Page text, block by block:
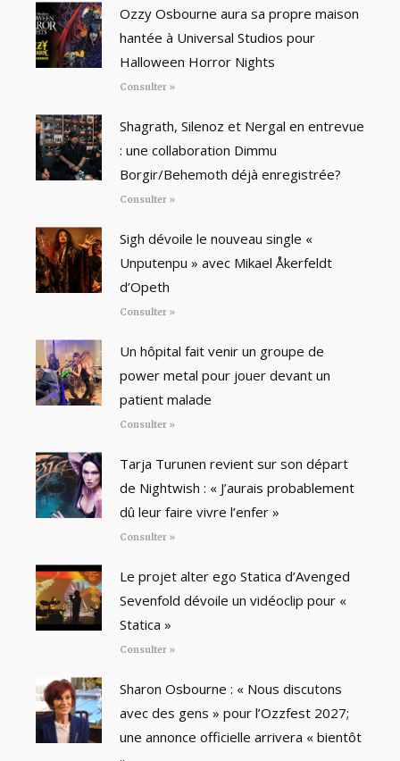
Ozzy Osbourne aura sa propre maison
hantée à Universal Studios pour
Halloween Horror Nights
Consulter »
Shagrath, Silenoz et Nergal en entrevue
: une collaboration Dimmu
Borgir/Behemoth déjà enregistrée?
Consulter »
Sigh dévoile le nouveau single «
Unputenpu » avec Mikael Åkerfeldt
d’Opeth
Consulter »
Un hôpital fait venir un groupe de
power metal pour jouer devant un
patient malade
Consulter »
Tarja Turunen revient sur son départ
de Nightwish : « J’aurais probablement
dû leur faire vivre l’enfer »
Consulter »
Le projet alter ego Statica d’Avenged
Sevenfold dévoile un vidéoclip pour «
Statica »
Consulter »
Sharon Osbourne : « Nous discutons
avec des gens » pour l’Ozzfest 2027;
une annonce officielle arrivera « bientôt